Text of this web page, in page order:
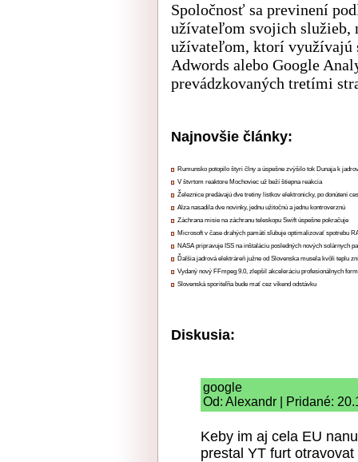
Spoločnosť sa previnení
užívateľom svojich služieb,
užívateľom, ktorí využívajú
Adwords alebo Google
prevádzkovaných tretími
Najnovšie články:
Rumunsko potopilo štyri člny a úspešne zvýšilo tok Dunaja k
V štvrtom reaktore Mochoviec už beží štiepna reakcia
Železnice predávajú dve tretiny lístkov elektronicky, po donútení
Alza nasadila dve novinky, jednu užitočnú a jednu kontroverznú
Záchrana misie na záchranu teleskopu Swift úspešne pokračuje
Microsoft v čase drahých pamätí sľubuje optimalizovať spotrebu
NASA pripravuje ISS na inštaláciu posledných nových solárnych
Ďalšia jadrová elektráreň južne od Slovenska musela kvôli teplu
Vydaný nový FFmpeg 9.0, zlepšil akceleráciu profesionálnych
Slovenská sporiteľňa bude mať cez víkend odstávku
Diskusia:
google
Od: Alexandr | Pridané:
Keby im aj cela EU
prestal YT furt